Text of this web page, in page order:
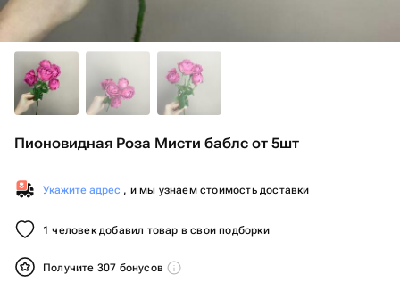
Пионовидная Роза Мисти баблс от 5шт
Укажите адрес , и мы узнаем стоимость доставки
1 человек добавил товар в свои подборки
Получите 307 бонусов